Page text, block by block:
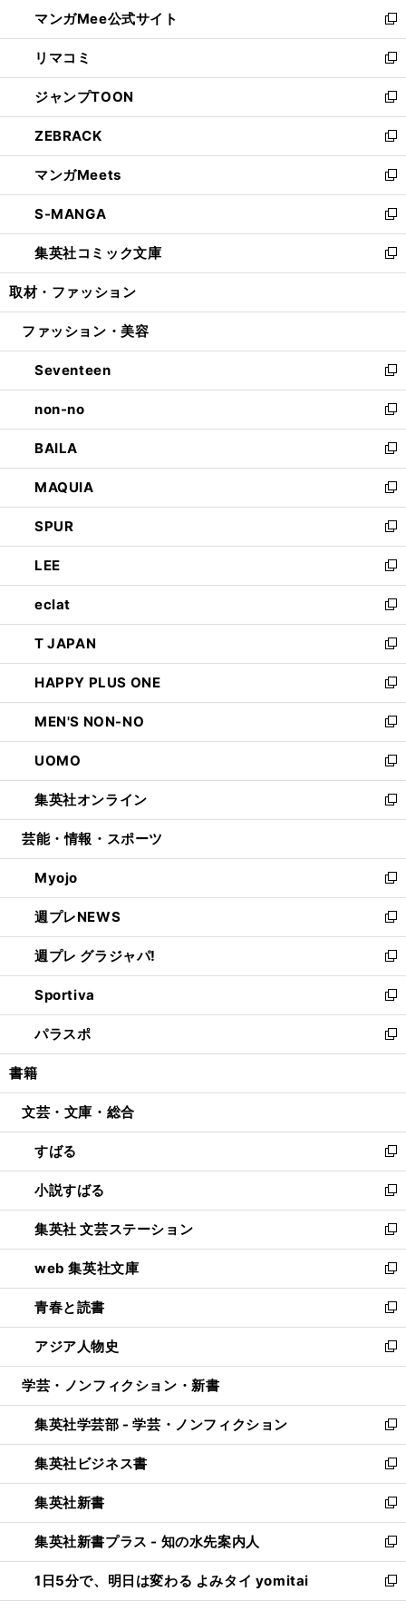
く
ド
ウ
で
開
く
ィ
ン
ド
ウ
で
開
く
い
ウ
ィ
ン
ド
ウ
で
開
く
マンガMee公式サイト
新
し
い
ウ
ィ
ン
ド
ウ
で
開
く
リマコミ
新
し
い
ウ
ィ
ン
ド
ウ
で
開
く
ジャンプTOON
新
し
い
ウ
ィ
ン
ド
ウ
で
開
ZEBRACK
新
し
い
ウ
ィ
ン
ド
ウ
開
マンガMeets
新
し
い
ウ
ィ
ン
ウ
開
く
S-MANGA
新
し
い
ウ
ン
ウ
で
開
く
集英社コミック文庫
新
し
ウ
ン
ド
ウ
で
開
く
取材・ファッション
ファッション・美容
Seventeen
新
し
い
ウ
ィ
ン
ド
ウ
で
開
く
non-no
新
し
い
ウ
ィ
ン
ド
ウ
で
開
く
BAILA
新
し
い
ウ
ィ
ン
ド
ウ
で
開
く
MAQUIA
新
し
い
ウ
ィ
ン
ド
ウ
で
開
く
SPUR
新
し
い
ウ
ィ
ン
ド
ウ
で
開
く
LEE
新
し
い
ウ
ィ
ン
ド
ウ
で
開
く
eclat
新
し
い
ウ
ィ
ン
ド
ウ
で
開
く
T JAPAN
新
し
い
ウ
ィ
ン
ド
ウ
で
開
HAPPY PLUS ONE
新
し
い
ウ
ィ
ン
ド
ウ
開
く
MEN'S NON-NO
新
し
い
ウ
ィ
ン
ウ
で
開
く
UOMO
新
し
い
ウ
ン
ド
ウ
で
開
く
集英社オンライン
新
し
ウ
ィ
ン
ド
ウ
で
開
く
芸能・情報・スポーツ
Myojo
新
し
い
ウ
ィ
ン
ド
ウ
で
開
週プレNEWS
新
し
い
ウ
ィ
ン
ド
ウ
開
週プレ グラジャパ!
新
し
い
ウ
ィ
ン
ウ
開
く
Sportiva
新
し
い
ウ
ン
ウ
で
開
く
パラスポ
新
し
ウ
ン
ド
ウ
で
開
く
書籍
文芸・文庫・総合
すばる
新
し
い
ウ
ィ
ン
ド
ウ
で
開
く
小説すばる
新
し
い
ウ
ィ
ン
ド
ウ
で
開
集英社 文芸ステーション
新
し
い
ウ
ィ
ン
ド
ウ
開
く
web 集英社文庫
新
し
い
ウ
ィ
ン
ウ
で
開
く
青春と読書
新
し
い
ウ
ン
ド
ウ
で
開
く
アジア人物史
新
し
ウ
ィ
ン
ド
ウ
で
開
く
学芸・ノンフィクション・新書
集英社学芸部 - 学芸・ノンフィクション
新
し
い
ウ
ィ
ン
ド
ウ
で
開
集英社ビジネス書
新
し
い
ウ
ィ
ン
ド
ウ
集英社新書
新
し
い
ウ
ィ
ン
集英社新書プラス - 知の水先案内人
新
し
い
ウ
1日5分で、明日は変わる よみタイ yomitai
新
し